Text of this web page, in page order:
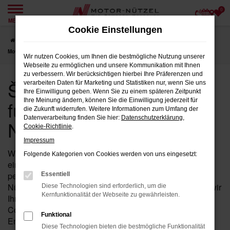
Zum
springen
MENÜ
0
Motor-Nützel
Škoda Enyaq Fahrzeuge
für Coburg bei Motor-
Nützel
Wenn Sie in der Nähe von Coburg auf der Suche nach
einem Fahrzeug sind, das Leistung, Stil und Komfort
perfekt vereint, dann ist der Enyaq von Škoda bei Motor-
Nützel die ideale Wahl für Sie. Seit über 90 Jahren sind wir
Ihr vertrauenswürdiges Škoda Autohaus in der Nähe von
Coburg und bieten Ihnen eine umfassende Auswahl an
Enyaq Fahrzeugen, die all Ihre Erwartungen erfüllen
Cookie Einstellungen
Wir nutzen Cookies, um Ihnen die bestmögliche Nutzung unserer
Webseite zu ermöglichen und unsere Kommunikation mit Ihnen
zu verbessern. Wir berücksichtigen hierbei Ihre Präferenzen und
verarbeiten Daten für Marketing und Statistiken nur, wenn Sie uns
Ihre Einwilligung geben. Wenn Sie zu einem späteren Zeitpunkt
Ihre Meinung ändern, können Sie die Einwilligung jederzeit für
die Zukunft widerrufen. Weitere Informationen zum Umfang der
Datenverarbeitung finden Sie hier: Datenschutzerklärung,
Cookie-Richtlinie.
Impressum
Folgende Kategorien von Cookies werden von uns eingesetzt:
Essentiell
Diese Technologien sind erforderlich, um die
Kernfunktionalität der Webseite zu gewährleisten.
Funktional
Diese Technologien bieten die bestmögliche Funktionalität